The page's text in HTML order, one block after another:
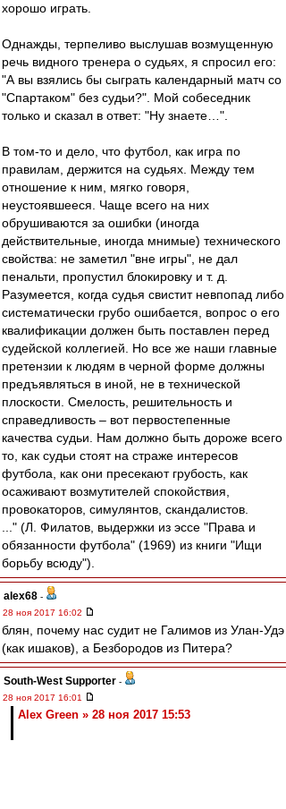
хорошо играть.
Однажды, терпеливо выслушав возмущенную
речь видного тренера о судьях, я спросил его:
"А вы взялись бы сыграть календарный матч со
"Спартаком" без судьи?". Мой собеседник
только и сказал в ответ: "Ну знаете…".
В том-то и дело, что футбол, как игра по
правилам, держится на судьях. Между тем
отношение к ним, мягко говоря,
неустоявшееся. Чаще всего на них
обрушиваются за ошибки (иногда
действительные, иногда мнимые) технического
свойства: не заметил "вне игры", не дал
пенальти, пропустил блокировку и т. д.
Разумеется, когда судья свистит невпопад либо
систематически грубо ошибается, вопрос о его
квалификации должен быть поставлен перед
судейской коллегией. Но все же наши главные
претензии к людям в черной форме должны
предъявляться в иной, не в технической
плоскости. Смелость, решительность и
справедливость – вот первостепенные
качества судьи. Нам должно быть дороже всего
то, как судьи стоят на страже интересов
футбола, как они пресекают грубость, как
осаживают возмутителей спокойствия,
провокаторов, симулянтов, скандалистов.
..." (Л. Филатов, выдержки из эссе "Права и
обязанности футбола" (1969) из книги "Ищи
борьбу всюду").
alex68 -
28 ноя 2017 16:02
блян, почему нас судит не Галимов из Улан-Удэ
(как ишаков), а Безбородов из Питера?
South-West Supporter -
28 ноя 2017 16:01
Alex Green » 28 ноя 2017 15:53